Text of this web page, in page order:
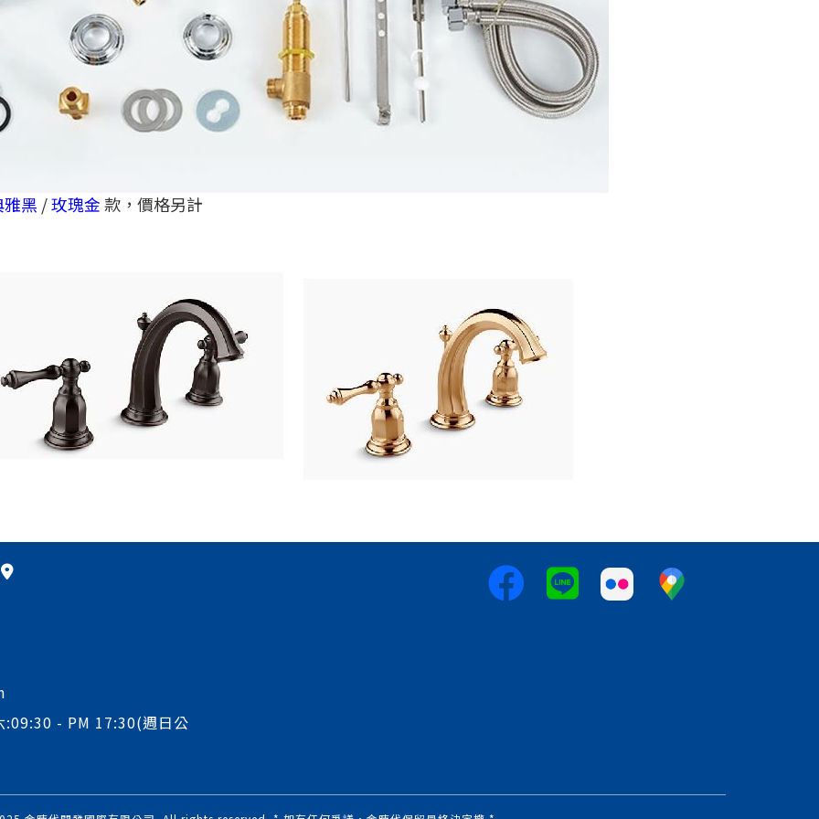
黑 /玫瑰金款，價格另計
- PM 17:30(週日公